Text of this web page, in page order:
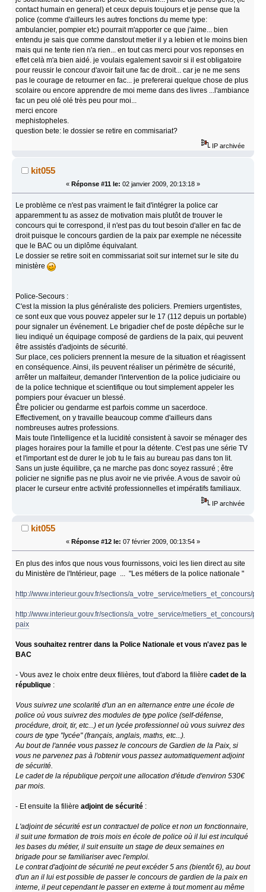
contact humain en general) et ceux depuis toujours et je pense que la
police (comme d'ailleurs les autres fonctions du meme type:
ambulancier, pompier etc) pourrait m'apporter ce que j'aime... bien
entendu je sais que comme danstout metier il y a lebien et le moins bien
mais qui ne tente rien n'a rien... en tout cas merci pour vos reponses en
effet celà m'a bien aidé. je voulais egalement savoir si il est obligatoire
pour reussir le concour d'avoir fait une fac de droit... car je ne me sens
pas le courage de retourner en fac... je prefererai quelque chose de plus
scolaire ou encore apprendre de moi meme dans des livres ...l'ambiance
fac un peu olé olé très peu pour moi...
merci encore
mephistopheles.
question bete: le dossier se retire en commisariat?
IP archivée
kit055
« Réponse #11 le: 02 janvier 2009, 20:13:18 »
Le problème ce n'est pas vraiment le fait d'intégrer la police car
apparemment tu as assez de motivation mais plutôt de trouver le
concours qui te correspond, il n'est pas du tout besoin d'aller en fac de
droit puisque le concours gardien de la paix par exemple ne nécessite
que le BAC ou un diplôme équivalant.
Le dossier se retire soit en commissariat soit sur internet sur le site du
ministère
Police-Secours :
C'est la mission la plus généraliste des policiers. Premiers urgentistes,
ce sont eux que vous pouvez appeler sur le 17 (112 depuis un portable)
pour signaler un événement. Le brigadier chef de poste dépêche sur le
lieu indiqué un équipage composé de gardiens de la paix, qui peuvent
être assistés d'adjoints de sécurité.
Sur place, ces policiers prennent la mesure de la situation et réagissent
en conséquence. Ainsi, ils peuvent réaliser un périmètre de sécurité,
arrêter un malfaiteur, demander l'intervention de la police judiciaire ou
de la police technique et scientifique ou tout simplement appeler les
pompiers pour évacuer un blessé.
Être policier ou gendarme est parfois comme un sacerdoce.
Effectivement, on y travaille beaucoup comme d'ailleurs dans
nombreuses autres professions.
Mais toute l'intelligence et la lucidité consistent à savoir se ménager des
plages horaires pour la famille et pour la détente. C'est pas une série TV
et l'important est de durer le job tu le fais au bureau pas dans ton lit.
Sans un juste équilibre, ça ne marche pas donc soyez rassuré ; être
policier ne signifie pas ne plus avoir ne vie privée. A vous de savoir où
placer le curseur entre activité professionnelles et impératifs familiaux.
IP archivée
kit055
« Réponse #12 le: 07 février 2009, 00:13:54 »
En plus des infos que nous vous fournissons, voici les lien direct au site
du Ministère de l'Intérieur, page ... "Les métiers de la police nationale "
http://www.interieur.gouv.fr/sections/a_votre_service/metiers_et_concours/
http://www.interieur.gouv.fr/sections/a_votre_service/metiers_et_concours/
paix
Vous souhaitez rentrer dans la Police Nationale et vous n'avez pas le
BAC
- Vous avez le choix entre deux filières, tout d'abord la filièrecadet de la
république :
Vous suivrez une scolarité d'un an en alternance entre une école de
police où vous suivrez des modules de type police (self-défense,
procédure, droit, tir, etc...) et un lycée professionnel où vous suivrez des
cours de type "lycée" (français, anglais, maths, etc...).
Au bout de l'année vous passez le concours de Gardien de la Paix, si
vous ne parvenez pas à l'obtenir vous passez automatiquement adjoint
de sécurité.
Le cadet de la république perçoit une allocation d'étude d'environ 530€
par mois.
- Et ensuite la filièreadjoint de sécurité :
L'adjoint de sécurité est un contractuel de police et non un fonctionnaire,
il suit une formation de trois mois en école de police où il lui est inculqué
les bases du métier, il suit ensuite un stage de deux semaines en
brigade pour se familiariser avec l'emploi.
Le contrat d'adjoint de sécurité ne peut excéder 5 ans (bientôt 6), au bout
d'un an il lui est possible de passer le concours de gardien de la paix en
interne, il peut cependant le passer en externe à tout moment au même